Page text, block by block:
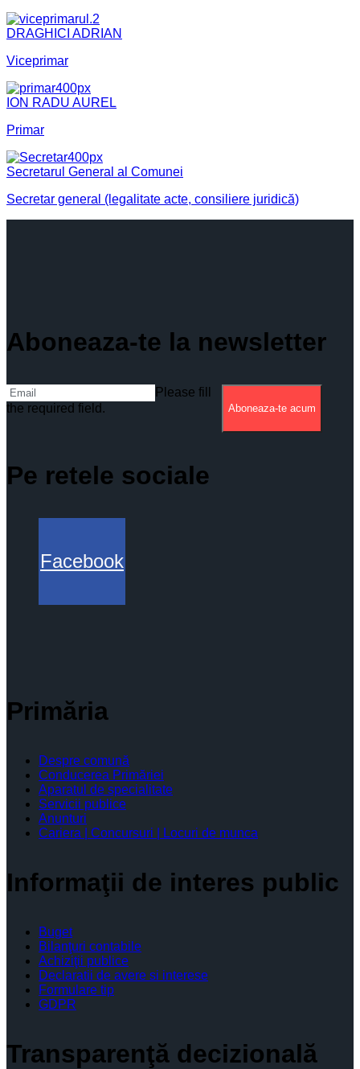
DRAGHICI ADRIAN
Viceprimar
ION RADU AUREL
Primar
Secretarul General al Comunei
Secretar general (legalitate acte, consiliere juridică)
Aboneaza-te la newsletter
Please fill
the required field.
Aboneaza-te acum
Pe retele sociale
Facebook
Primăria
Despre comună
Conducerea Primăriei
Aparatul de specialitate
Servicii publice
Anunturi
Cariera | Concursuri | Locuri de munca
Informaţii de interes public
Buget
Bilanţuri contabile
Achiziţii publice
Declaratii de avere si interese
Formulare tip
GDPR
Transparenţă decizională